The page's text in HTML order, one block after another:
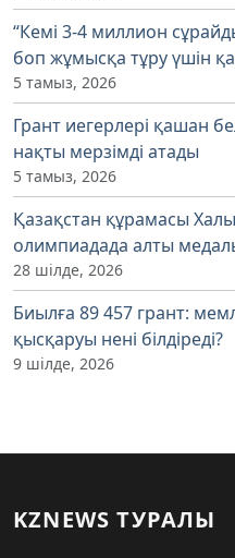
“Кемі 3-4 миллион
боп жұмысқа тұру үшін
5 тамыз, 2026
Грант иегерлері қашан
нақты мерзімді атады
5 тамыз, 2026
Қазақстан құрамасы
олимпиадада алты
28 шілде, 2026
Биылға 89 457 грант:
қысқаруы нені білдіреді?
9 шілде, 2026
KZNEWS ТУРАЛЫ